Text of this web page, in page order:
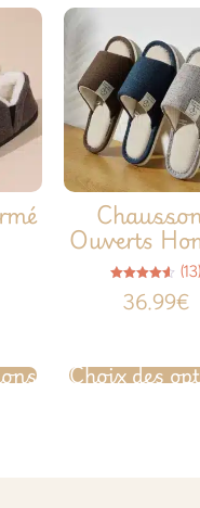
Ouverts
4.54
sur 5
(13)
36.99€
Choix des